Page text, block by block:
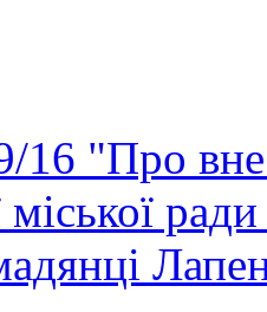
"Про
міської